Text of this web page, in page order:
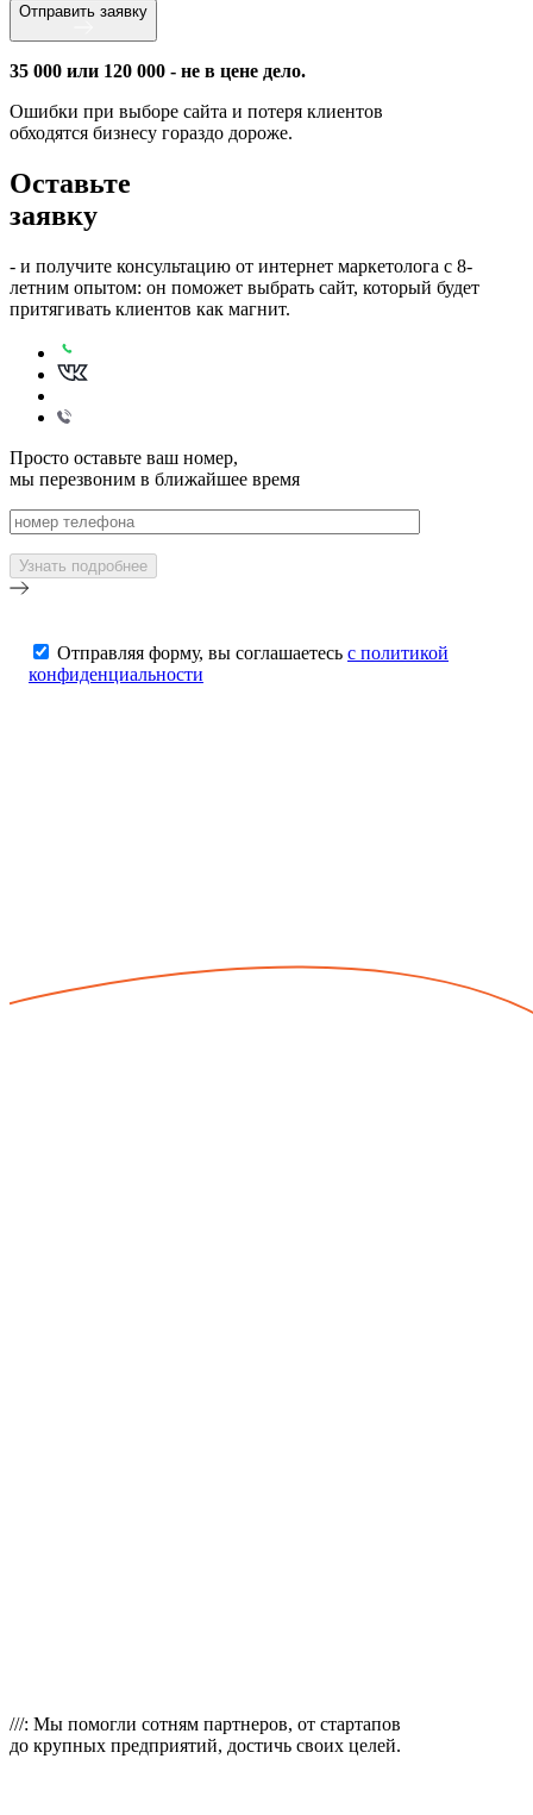
Отправить заявку
35 000 или 120 000 - не в цене дело.
Ошибки при выборе сайта и потеря клиентов
обходятся бизнесу гораздо дороже.
Оставьте
заявку
- и получите консультацию от интернет маркетолога с 8-
летним опытом: он поможет выбрать сайт, который будет
притягивать клиентов как магнит.
Просто оставьте ваш номер,
мы перезвоним в ближайшее время
Отправляя форму, вы соглашаетесь с политикой
конфиденциальности
///: Мы помогли сотням партнеров, от стартапов
до крупных предприятий, достичь своих целей.